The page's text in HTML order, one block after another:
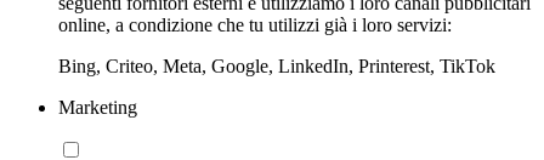
online, a condizione che tu utilizzi già i loro servizi:
Bing, Criteo, Meta, Google, LinkedIn, Printerest, TikTok
Marketing